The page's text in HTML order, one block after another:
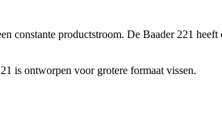
productstroom. De Baader 221
is ontworpen voor grotere formaat vissen.